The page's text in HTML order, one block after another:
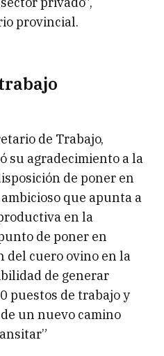
provincial.
de Trabajo,
su agradecimiento a la
de poner en
que apunta a
en la
de poner en
del cuero ovino en la
de generar
puestos de trabajo y
un nuevo camino